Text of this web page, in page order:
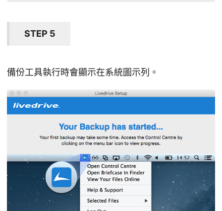
STEP 5
備份工具執行時會顯示在系統圖示列。